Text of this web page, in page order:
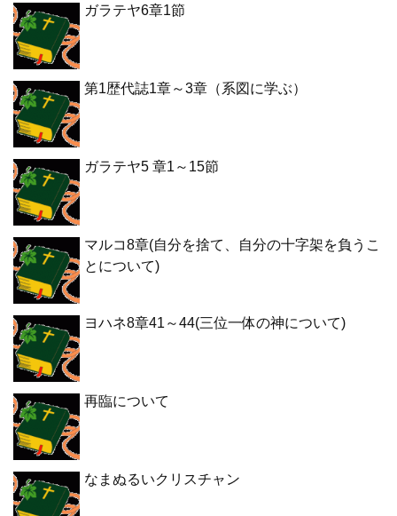
ガラテヤ6章1節
第1歴代誌1章～3章（系図に学ぶ）
ガラテヤ5 章1～15節
マルコ8章(自分を捨て、自分の十字架を負うこ
とについて)
ヨハネ8章41～44(三位一体の神について)
再臨について
なまぬるいクリスチャン